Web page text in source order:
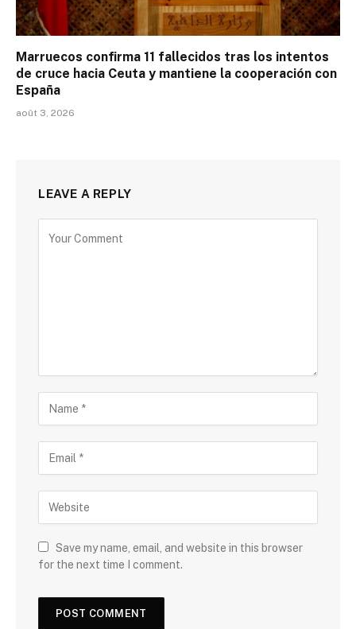
Marruecos confirma 11 fallecidos tras los intentos
de cruce hacia Ceuta y mantiene la cooperación con
España
août 3, 2026
LEAVE A REPLY
Save my name, email, and website in this browser
for the next time I comment.